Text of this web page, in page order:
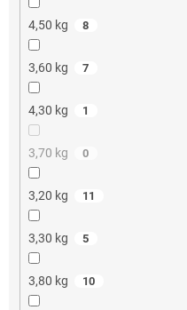
4,50 kg 8
3,60 kg 7
4,30 kg 1
3,70 kg 0
3,20 kg 11
3,30 kg 5
3,80 kg 10